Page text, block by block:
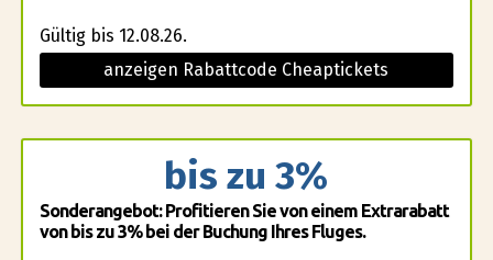
Gültig bis 12.08.26.
anzeigen Rabattcode Cheaptickets
bis zu 3%
Sonderangebot: Profitieren Sie von einem Extrarabatt
von bis zu 3% bei der Buchung Ihres Fluges.